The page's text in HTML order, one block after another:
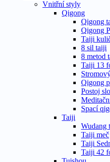
Vnitřní styly
Qigong
Qigong
Qigong
Taiji
8 sil taiji
8 metod
Taiji 13
Qigong
Postoj
Spací
Taiji
Wudang
Taiji meč
Taiji
Taiji 42